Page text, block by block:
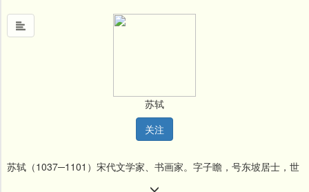
文
苏轼
关注
苏轼（1037─1101）宋代文学家、书画家。字子瞻，号东坡居士，世